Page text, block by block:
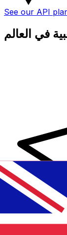
See our API
في العالم